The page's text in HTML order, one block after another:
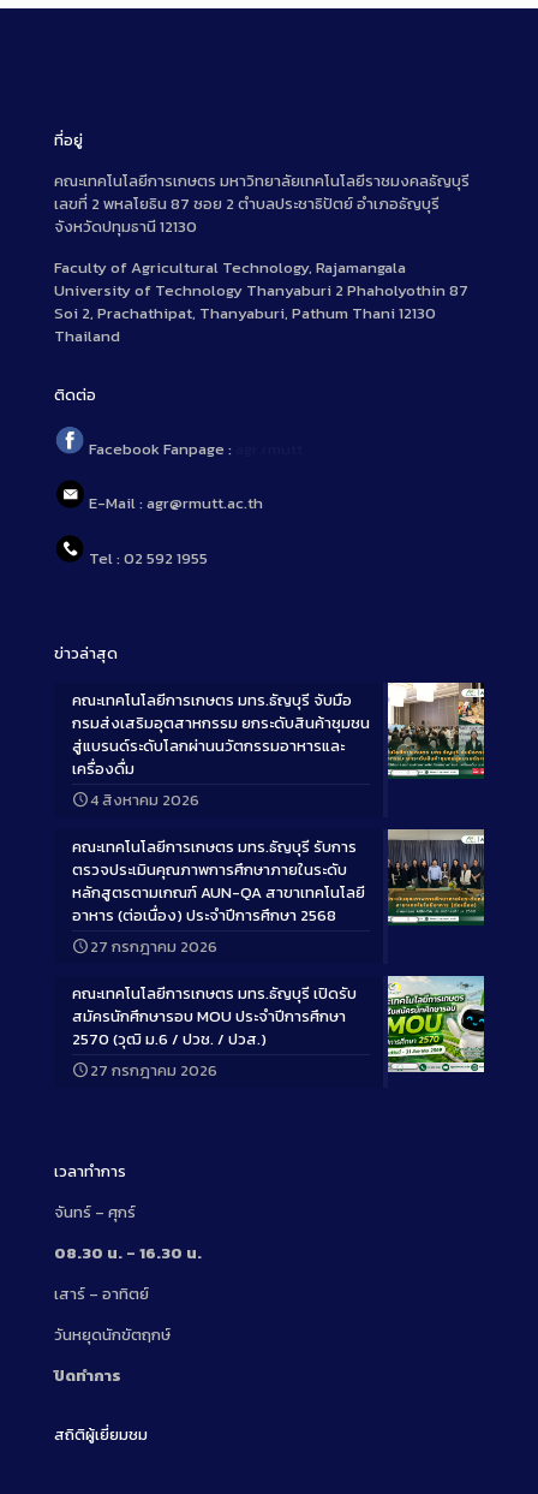
ที่อยู่
คณะเทคโนโลยีการเกษตร มหาวิทยาลัยเทคโนโลยีราชมงคลธัญบุรี
เลขที่ 2 พหลโยธิน 87 ซอย 2 ตำบลประชาธิปัตย์ อำเภอธัญบุรี
จังหวัดปทุมธานี 12130
Faculty of Agricultural Technology, Rajamangala
University of Technology Thanyaburi 2 Phaholyothin 87
Soi 2, Prachathipat, Thanyaburi, Pathum Thani 12130
Thailand
ติดต่อ
Facebook Fanpage :
E-Mail : agr@rmutt.ac.th
Tel : 02 592 1955
ข่าวล่าสุด
Long
คณะเทคโนโลยีการเกษตร มทร.ธัญบุรี จับมือ
กรมส่งเสริมอุตสาหกรรม ยกระดับสินค้าชุมชน
สู่แบรนด์ระดับโลกผ่านนวัตกรรมอาหารและ
เครื่องดื่ม
4 สิงหาคม 2026
Long
คณะเทคโนโลยีการเกษตร มทร.ธัญบุรี รับการ
ตรวจประเมินคุณภาพการศึกษาภายในระดับ
หลักสูตรตามเกณฑ์ AUN-QA สาขาเทคโนโลยี
อาหาร (ต่อเนื่อง) ประจำปีการศึกษา 2568
27 กรกฎาคม 2026
Long
คณะเทคโนโลยีการเกษตร มทร.ธัญบุรี เปิดรับ
สมัครนักศึกษารอบ MOU ประจำปีการศึกษา
2570 (วุฒิ ม.6 / ปวช. / ปวส.)
27 กรกฎาคม 2026
เวลาทำการ
จันทร์ – ศุกร์
08.30 น. – 16.30 น.
เสาร์ – อาทิตย์
วันหยุดนักขัตฤกษ์
ปิดทำการ
สถิติผู้เยี่ยมชม